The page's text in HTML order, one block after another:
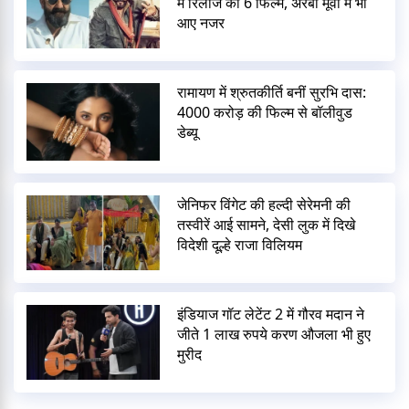
आए नजर
रामायण में श्रुतकीर्ति बनीं सुरभि दास:
4000 करोड़ की फिल्म से बॉलीवुड
डेब्यू
जेनिफर विंगेट की हल्दी सेरेमनी की
तस्वीरें आई सामने, देसी लुक में दिखे
विदेशी दूल्हे राजा विलियम
इंडियाज गॉट लेटेंट 2 में गौरव मदान ने
जीते 1 लाख रुपये करण औजला भी हुए
मुरीद